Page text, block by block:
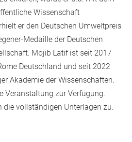
Wissenschaft
er den Deutschen Umweltpreis
Medaille der Deutschen
Mojib Latif ist seit 2017
Deutschland und seit 2022
Akademie der Wissenschaften.
Veranstaltung zur Verfügung.
die vollständigen Unterlagen zu.